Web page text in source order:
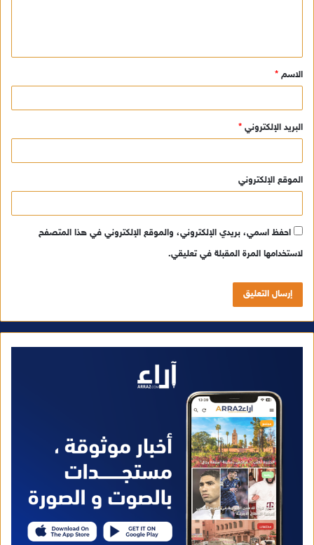
ق
*
الاسم *
البريد الإلكتروني *
الموقع الإلكتروني
احفظ اسمي، بريدي الإلكتروني، والموقع الإلكتروني في هذا المتصفح
لاستخدامها المرة المقبلة في تعليقي.